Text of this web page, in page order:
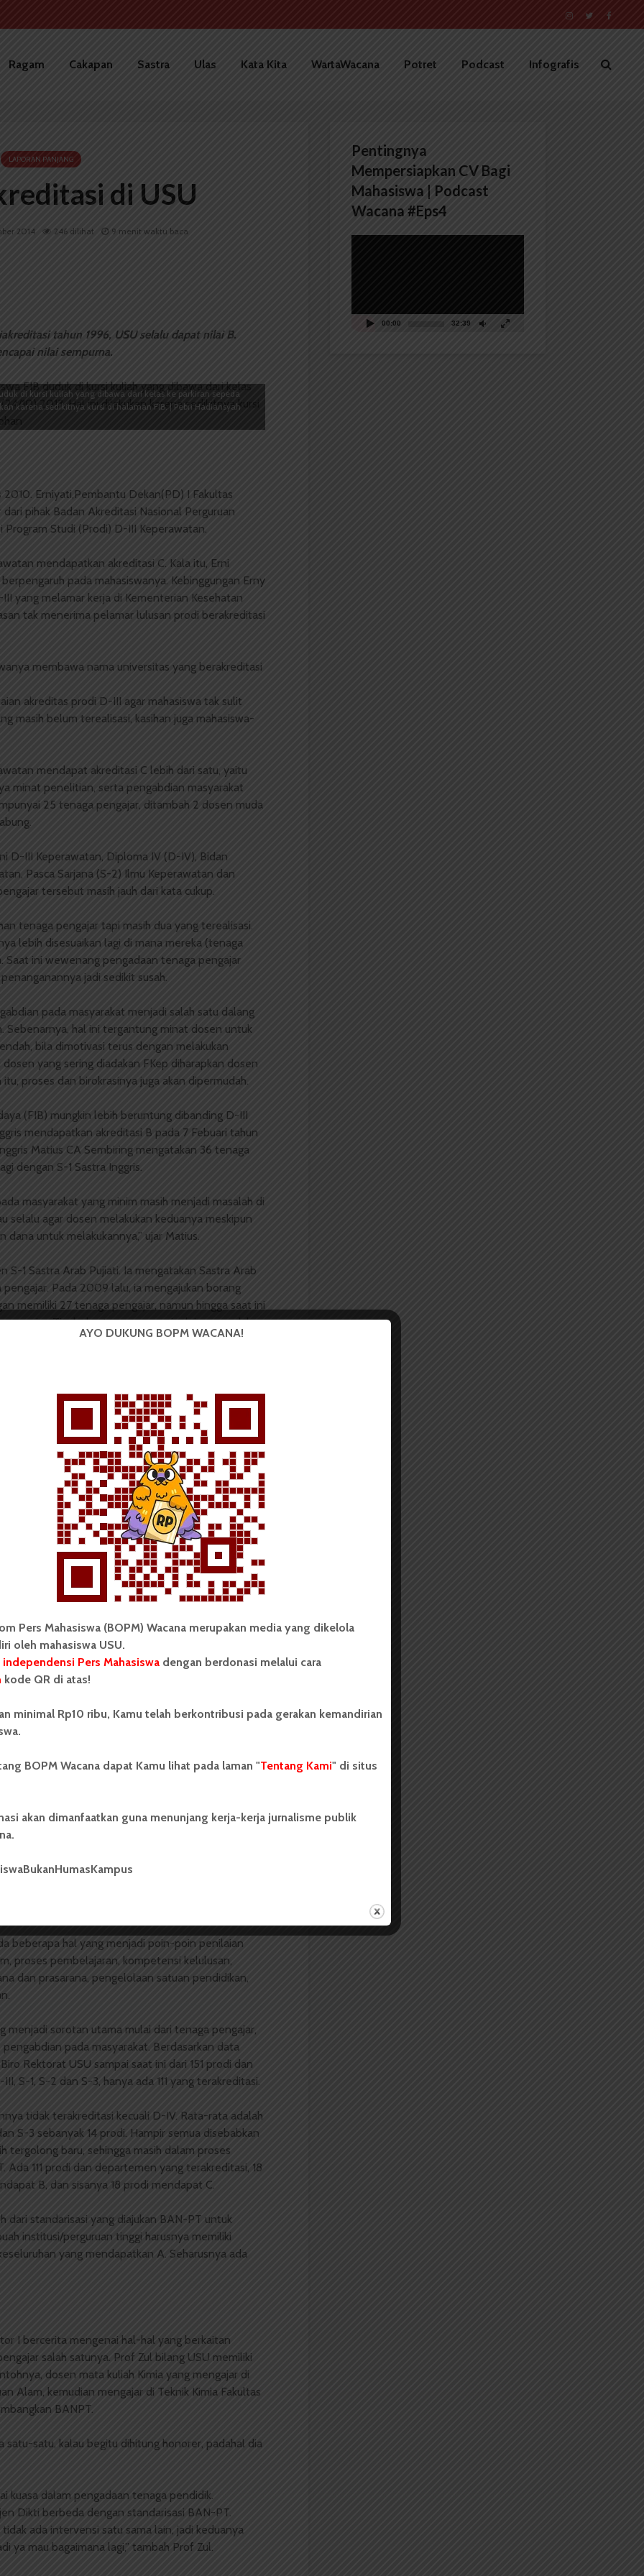
Ragam Cakapan Sastra Ulas Kata Kita WartaWacana Potret Podcast Infografis
LAPORAN PANJANG
di USU
2014 246 dilihat 9 menit waktu baca
tahun 1996, USU selalu dapat nilai B.
nilai sempurna.
di kursi kuliah yang dibawa dari kelas ke parkiran sepeda
karena sedikitnya kursi di halaman FIB. | Pebri Hadiansyah
Erniyati,Pembantu Dekan(PD) I Fakultas
pihak Badan Akreditasi Nasional­ Perguruan
Studi (Prodi) D-III Keperawatan.
mendapatkan akreditasi C. Kala itu, Erni
pada mahasiswanya. Kebinggungan Erny
yang melamar kerja di Kementerian Kesehatan
tak menerima pelamar lulusan prodi berakreditasi
membawa nama universitas yang berakreditasi
akreditas prodi D-III agar mahasiswa tak sulit
masih belum terealisasi, kasihan juga mahasiswa­-
mendapat akreditasi C lebih dari satu, yaitu
minat penelitian, serta pengabdian masyarakat
25 tenaga pengajar, ditambah 2 dosen muda
D-III Keperawatan, Diploma IV (D-­IV), Bidan
Pasca Sarjana (S-2) Ilmu Keperawatan dan
tersebut masih jauh dari kata cukup.
tenaga pengajar tapi masih dua yang terealisasi.
lebih disesuaikan lagi di mana mereka (tenaga
Saat ini wewenang pengadaan tenaga pengajar
jadi sedikit susah.
pada masyarakat menjadi salah satu dalang
Sebenarnya, hal ini tergantung minat dosen untuk
bila dimotivasi terus dengan melakukan
yang sering diadakan FKep diharapkan dosen
proses dan birokrasinya juga akan dipermudah.
(FIB) mungkin lebih beruntung dibanding D-III
mendapatkan akreditasi B pada 7 Febuari tahun
Matius CA Sembiring mengatakan 36 tenaga
dengan S-1 Sastra Inggris.
masyarakat yang minim masih menjadi masalah di
selalu agar dosen melakukan keduanya meskipun
untuk melakukannya,” ujar Matius.
S-1 Sastra Arab Pujiati. Ia mengatakan Sastra Arab
Pada 2009 lalu, ia mengajukan borang
memiliki 27 tenaga pengajar, namun hingga saat ini
Tigabelas tenaga pengajar lainnya sudah
2009­-2013.
ke depannya jumlah tenaga pengajar ini masih
dan prasarana juga menjadi sorotan di Sastra Arab
penggunaan proyektor serta alat-­alat
dengan departemen lain di FIB,” keluh Puji.
pada masyarakat banyak dilakukan, sumber
Direktorat Jenderal Pendidikan dan Perguruan
swadaya. Sayangnya, pengadaan dana dari
terkait birokrasi yang berbelit dan tingginya
dan pengabdian masyarakat menjadi alasannya.
akreditasi A, namun Sastra Arab sudah
diri untuk pengajuan kembali borang, pasalnya
habis. Dalam pemenuhan borang nanti, diperlukan
perbaikan semua administrasi.
21 dalam Peraturan Pemerintah Republik
Nasional Pendidikan dijelaskan akreditasi
atau satuan pendidikan berdasarkan kriteria yang
selama lima tahun, saat akreditasi mendekati
mengajukan kembali borang akreditasinya
mengirimkanassessoratau tim peninjau untuk
dan pernyataan mengenai instansi yang kemudian
melalui seleksi di BAN­PT.
beberapa hal yang menjadi poin­-poin penilaian
proses pembelajaran, kompetensi kelulusan,
dan prasarana, pengelolaan satuan pendidikan,
menjadi sorotan utama mulai dari tenaga pengajar,
pada masyarakat. Berdasarkan data
Rektorat USU sampai saat ini dari 151 prodi dan
S-1, S-2 dan S-3, hanya ada 111 yang terakreditasi.
tidak terakreditasi kecuali D-­IV. Rata-­rata adalah
S-3 sebanyak 14 prodi. Hampir semua disebabkan
baru, sehingga masih dalam proses
Ada 111 prodi dan departemen yang terakreditasi, 18
B, dan sisanya 18 prodi mendapat C.
dari standarisasi yang diajukan BAN­-PT untuk
institusi/perguruan tinggi harusnya memiliki
yang mendapatkan A. Seharusnya ada
I bercerita mengenai hal-­hal yang berkaitan
salah satunya. Prof Zul bilang USU memiliki
dosen mata kuliah Kimia yang mengajar di
Alam, kemudian mengajar di Teknik Kimia Fakultas
BAN­PT.
satu, kalau begitu dihitung honorer, padahal dia
kuasa dalam pengadaan tenaga pendidik.
Dikti berbeda dengan standarisasi BAN-­PT.
ada intervensi satu sama lain, jadi keduanya
ya mau bagaimana lagi,” tambah Prof Zul.
Pentingnya
Mempersiapkan CV Bagi
Mahasiswa | Podcast
Wacana #Eps4
00:00 32:39
AYO DUKUNG BOPM WACANA!
Pers Mahasiswa (BOPM) Wacana merupakan media yang dikelola
oleh mahasiswa USU.
Pers Mahasiswa dengan berdonasi melalui cara
kode QR di atas!
minimal Rp10 ribu, Kamu telah berkontribusi pada gerakan kemandirian
BOPM Wacana dapat Kamu lihat pada laman "Tentang Kami" di situs
akan dimanfaatkan guna menunjang kerja-kerja jurnalisme publik